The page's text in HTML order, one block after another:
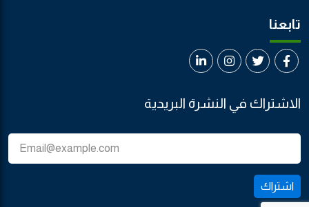
تابعنا
الاشتراك في النشرة البريدية
اشتراك